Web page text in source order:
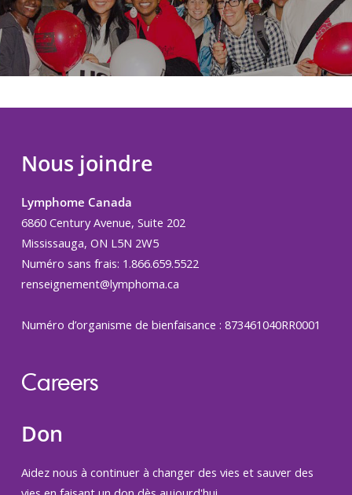
Nous joindre
Lymphome Canada
6860 Century Avenue, Suite 202
Mississauga, ON L5N 2W5
Numéro sans frais: 1.866.659.5522
renseignement@lymphoma.ca
Numéro d’organisme de bienfaisance : 873461040RR0001
Careers
Don
Aidez nous à continuer à changer des vies et sauver des